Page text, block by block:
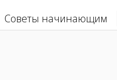
Советы начинающим